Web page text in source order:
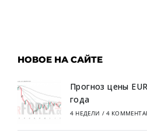
НОВОЕ НА САЙТЕ
Прогноз цены
года
4 НЕДЕЛИ / 4